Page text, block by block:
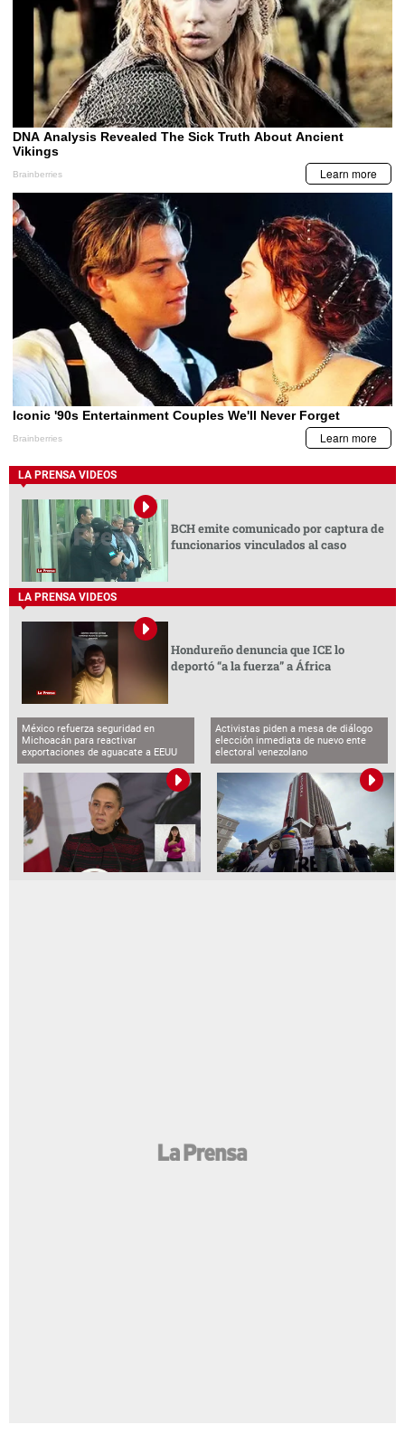
LA PRENSA VIDEOS
BCH emite comunicado por captura de
funcionarios vinculados al caso
LA PRENSA VIDEOS
Hondureño denuncia que ICE lo
deportó “a la fuerza” a África
México refuerza seguridad en
Michoacán para reactivar
exportaciones de aguacate a EEUU
Activistas piden a mesa de diálogo
elección inmediata de nuevo ente
electoral venezolano